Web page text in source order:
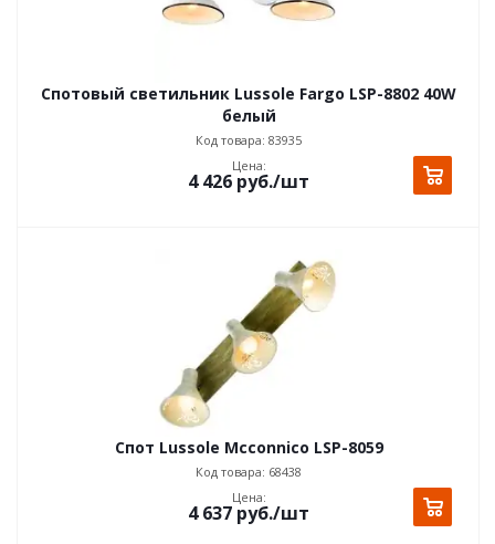
Спотовый светильник Lussole Fargo LSP-8802 40W
белый
Код товара: 83935
Цена:
4 426 руб./шт
Спот Lussole Mcconnico LSP-8059
Код товара: 68438
Цена:
4 637 руб./шт